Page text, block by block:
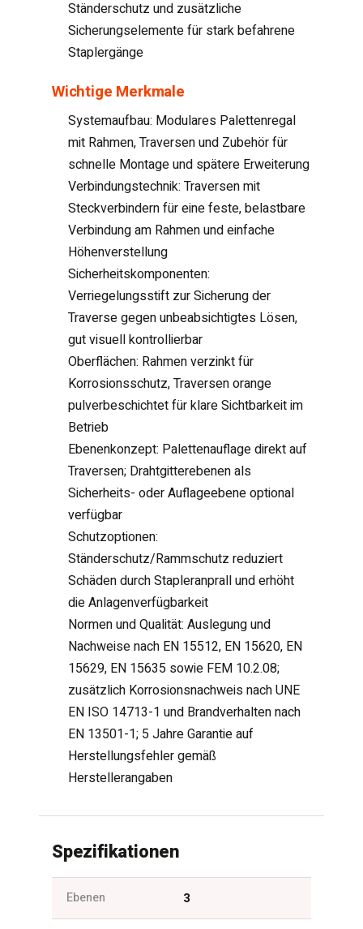
Ständerschutz und zusätzliche
Sicherungselemente für stark befahrene
Staplergänge
Wichtige Merkmale
Systemaufbau: Modulares Palettenregal
mit Rahmen, Traversen und Zubehör für
schnelle Montage und spätere Erweiterung
Verbindungstechnik: Traversen mit
Steckverbindern für eine feste, belastbare
Verbindung am Rahmen und einfache
Höhenverstellung
Sicherheitskomponenten:
Verriegelungsstift zur Sicherung der
Traverse gegen unbeabsichtigtes Lösen,
gut visuell kontrollierbar
Oberflächen: Rahmen verzinkt für
Korrosionsschutz, Traversen orange
pulverbeschichtet für klare Sichtbarkeit im
Betrieb
Ebenenkonzept: Palettenauflage direkt auf
Traversen; Drahtgitterebenen als
Sicherheits- oder Auflageebene optional
verfügbar
Schutzoptionen:
Ständerschutz/Rammschutz reduziert
Schäden durch Stapleranprall und erhöht
die Anlagenverfügbarkeit
Normen und Qualität: Auslegung und
Nachweise nach EN 15512, EN 15620, EN
15629, EN 15635 sowie FEM 10.2.08;
zusätzlich Korrosionsnachweis nach UNE
EN ISO 14713-1 und Brandverhalten nach
EN 13501-1; 5 Jahre Garantie auf
Herstellungsfehler gemäß
Herstellerangaben
Spezifikationen
Ebenen 3